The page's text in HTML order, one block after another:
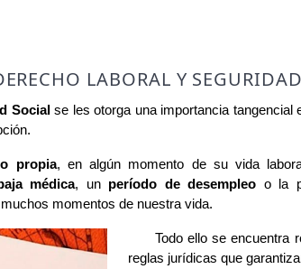
LABORAL Y
Socialse les otorga una importancia tangencial
propia, en algún momento de su vida
médica, un período de desempleo o la
momentos de nuestra vida.
Todo ello se encuentra
reglas jurídicas que